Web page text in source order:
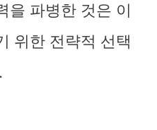
을 파병한 것은 이
위한 전략적 선택